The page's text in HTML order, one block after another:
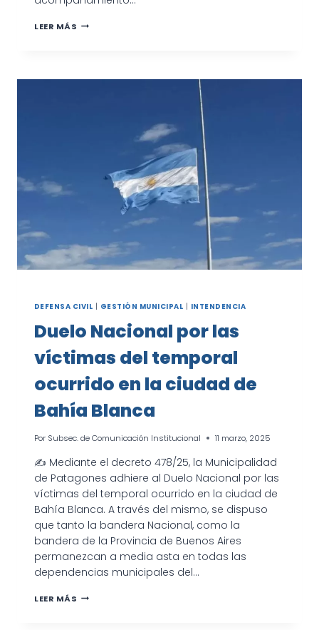
LEER MÁS CAMINATA
DEFENSA CIVIL | GESTIÓN MUNICIPAL | INTENDENCIA
Duelo Nacional por las
víctimas del temporal
ocurrido en la ciudad de
Bahía Blanca
Por Subsec. de Comunicación Institucional 11 marzo, 2025
✍ Mediante el decreto 478/25, la Municipalidad
de Patagones adhiere al Duelo Nacional por las
víctimas del temporal ocurrido en la ciudad de
Bahía Blanca. A través del mismo, se dispuso
que tanto la bandera Nacional, como la
bandera de la Provincia de Buenos Aires
permanezcan a media asta en todas las
dependencias municipales del…
LEER MÁS DUELO